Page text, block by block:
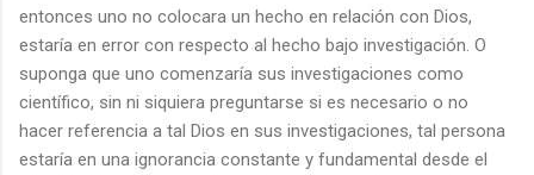
entonces uno no colocara un hecho en relación con Dios,
estaría en error con respecto al hecho bajo investigación. O
suponga que uno comenzaría sus investigaciones como
científico, sin ni siquiera preguntarse si es necesario o no
hacer referencia a tal Dios en sus investigaciones, tal persona
estaría en una ignorancia constante y fundamental desde el